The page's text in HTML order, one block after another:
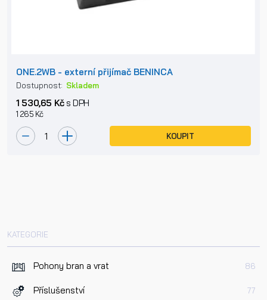
KATEGORIE
Pohony bran a vrat 86
Příslušenství 77
ONE.2WB - externí přijímač BENINCA
Dostupnost: Skladem
1 530,65 Kčs DPH
1 265 Kč
KOUPIT